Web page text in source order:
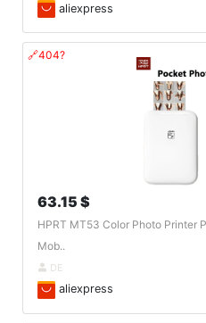
aliexpress
🔗404?
63.15 $
HPRT MT53 Color Photo Printer
Mob..
DE
aliexpress